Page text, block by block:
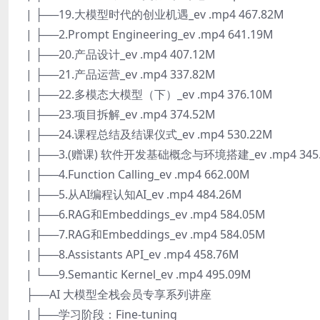
| ├──19.大模型时代的创业机遇_ev .mp4 467.82M
| ├──2.Prompt Engineering_ev .mp4 641.19M
| ├──20.产品设计_ev .mp4 407.12M
| ├──21.产品运营_ev .mp4 337.82M
| ├──22.多模态大模型（下）_ev .mp4 376.10M
| ├──23.项目拆解_ev .mp4 374.52M
| ├──24.课程总结及结课仪式_ev .mp4 530.22M
| ├──3.(赠课) 软件开发基础概念与环境搭建_ev .mp4
| ├──4.Function Calling_ev .mp4 662.00M
| ├──5.从AI编程认知AI_ev .mp4 484.26M
| ├──6.RAG和Embeddings_ev .mp4 584.05M
| ├──7.RAG和Embeddings_ev .mp4 584.05M
| ├──8.Assistants API_ev .mp4 458.76M
| └──9.Semantic Kernel_ev .mp4 495.09M
├──AI 大模型全栈会员专享系列讲座
| ├──学习阶段：Fine-tuning